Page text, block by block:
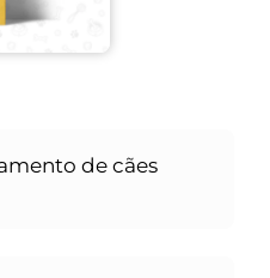
de cães